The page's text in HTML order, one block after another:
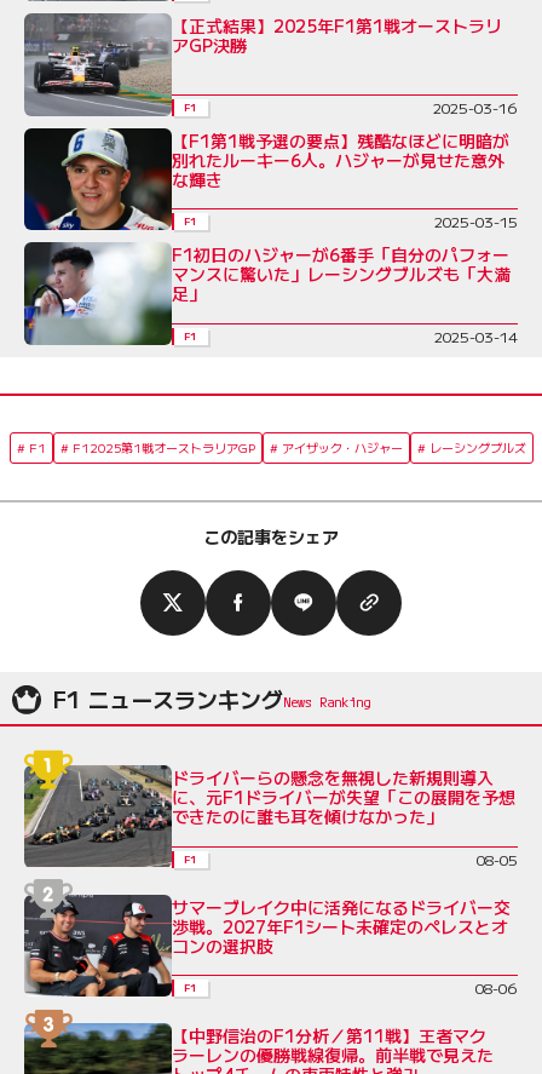
【正式結果】2025年F1第1戦オーストラリ
アGP決勝
F1 2025-03-16
【F1第1戦予選の要点】残酷なほどに明暗が
別れたルーキー6人。ハジャーが見せた意外
な輝き
F1 2025-03-15
F1初日のハジャーが6番手「自分のパフォー
マンスに驚いた」レーシングブルズも「大満
足」
F1 2025-03-14
F1 F12025第1戦オーストラリアGP アイザック・ハジャー レーシングブルズ
この記事をシェア
F1 ニュースランキング
ドライバーらの懸念を無視した新規則導入
に、元F1ドライバーが失望「この展開を予想
できたのに誰も耳を傾けなかった」
F1 08-05
サマーブレイク中に活発になるドライバー交
渉戦。2027年F1シート未確定のペレスとオ
コンの選択肢
F1 08-06
【中野信治のF1分析／第11戦】王者マク
ラーレンの優勝戦線復帰。前半戦で見えた